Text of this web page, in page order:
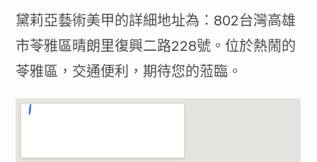
黛莉亞藝術美甲的詳細地址為：802台灣高雄
市苓雅區晴朗里復興二路228號。位於熱鬧的
苓雅區，交通便利，期待您的蒞臨。